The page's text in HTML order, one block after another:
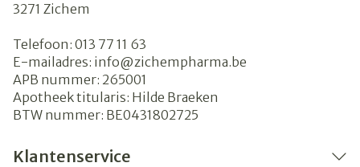
3271 Zichem
Telefoon: 013 77 11 63
E-mailadres: info@zichempharma.be
APB nummer: 265001
Apotheek titularis: Hilde Braeken
BTW nummer: BE0431802725
Klantenservice